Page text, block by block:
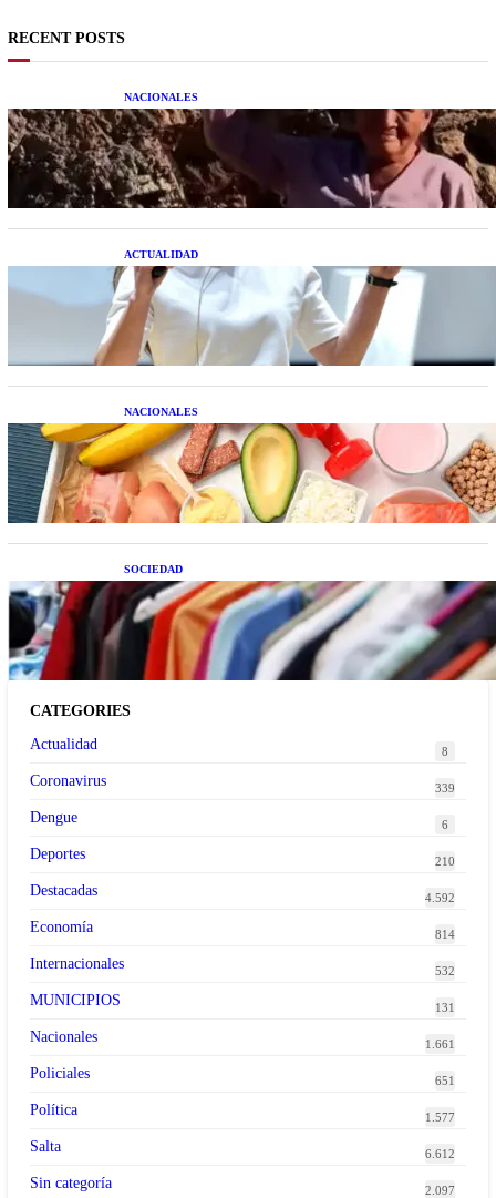
RECENT POSTS
NACIONALES
Una mujer asegura haber peleado con un
extraterrestre cuerpo a cuerpo
ACTUALIDAD
La startup creada por una salteña que busca
resolver el estrés financiero en Latinoamérica
NACIONALES
Nutrición inteligente: Cinco superalimentos de
temporada que deberías sumar a tu dieta este mes
SOCIEDAD
Las grandes marcas globales se suman a la
tendencia de la ropa de segunda mano premium
CATEGORIES
Actualidad
8
Coronavirus 339
Dengue 6
Deportes 210
Destacadas 4.592
Economía 814
Internacionales 532
MUNICIPIOS 131
Nacionales 1.661
Policiales 651
Política 1.577
Salta 6.612
Sin categoría 2.097